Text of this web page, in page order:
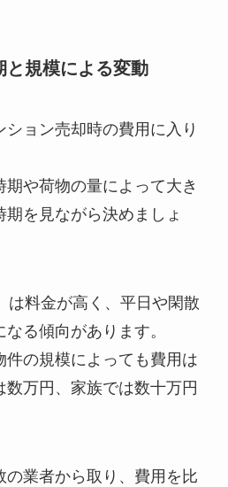
と規模による変動
ョン売却時の費用に入り
や荷物の量によって大き
期を見ながら決めましょ
は料金が高く、平日や閑散
る傾向があります。
件の規模によっても費用は
万円、家族では数十万円
の業者から取り、費用を比